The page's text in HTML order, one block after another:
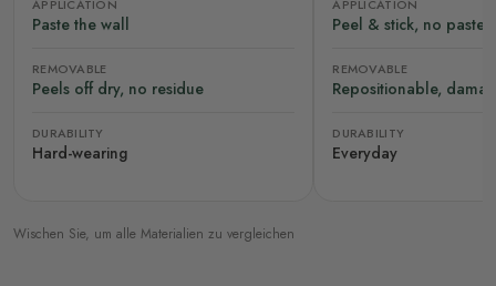
APPLICATION
Paste the wall
REMOVABLE
Peels off dry, no residue
DURABILITY
Hard-wearing
APPLICATION
Peel & stick, no paste
REMOVABLE
Repositionable,
DURABILITY
Everyday
Wischen Sie, um alle Materialien zu vergleichen